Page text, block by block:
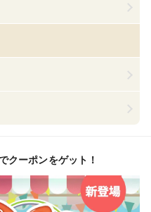
クーポンをゲット！